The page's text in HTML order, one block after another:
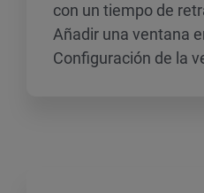
con un tiempo de
Añadir una ventana
Configuración de la